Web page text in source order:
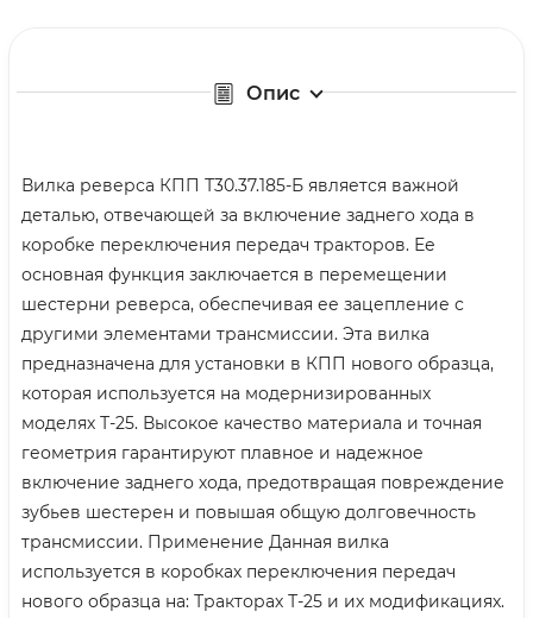
Опис
Вилка реверса КПП Т30.37.185-Б является важной
деталью, отвечающей за включение заднего хода в
коробке переключения передач тракторов. Ее
основная функция заключается в перемещении
шестерни реверса, обеспечивая ее зацепление с
другими элементами трансмиссии. Эта вилка
предназначена для установки в КПП нового образца,
которая используется на модернизированных
моделях Т-25. Высокое качество материала и точная
геометрия гарантируют плавное и надежное
включение заднего хода, предотвращая повреждение
зубьев шестерен и повышая общую долговечность
трансмиссии. Применение Данная вилка
используется в коробках переключения передач
нового образца на: Тракторах Т-25 и их модификациях.